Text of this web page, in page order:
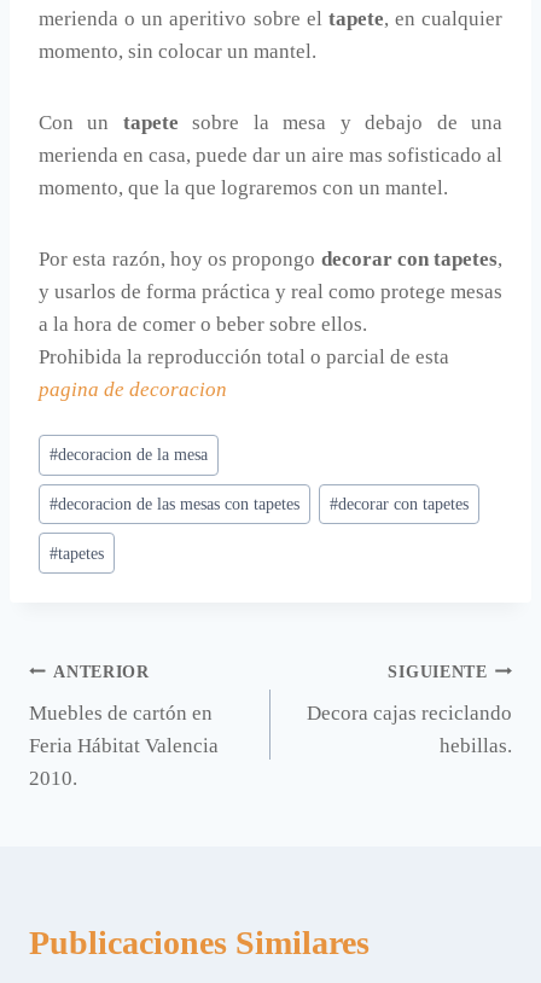
merienda o un aperitivo sobre el tapete, en cualquier
momento, sin colocar un mantel.
Con un tapetesobre la mesa y debajo de una
merienda en casa, puede dar un aire mas sofisticado al
momento, que la que lograremos con un mantel.
Por esta razón, hoy os propongo decorar con tapetes,
y usarlos de forma práctica y real como protege mesas
a la hora de comer o beber sobre ellos.
Prohibida la reproducción total o parcial de esta
pagina de decoracion
Etiquetas
de
la
entrada:
#decoracion de la mesa
#decoracion de las mesas con tapetes #decorar con tapetes
#tapetes
Navegación
de
entradas
ANTERIOR
Muebles de cartón en
Feria Hábitat Valencia
2010.
SIGUIENTE
Decora cajas reciclando
hebillas.
Publicaciones Similares